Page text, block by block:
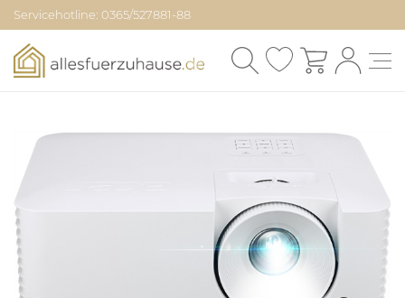
Servicehotline: 0365/527881-88